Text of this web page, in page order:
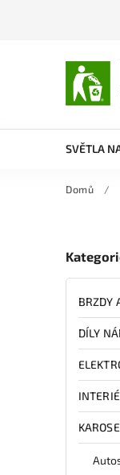
SVĚTLA
Domů /
BRZDY
DÍLY